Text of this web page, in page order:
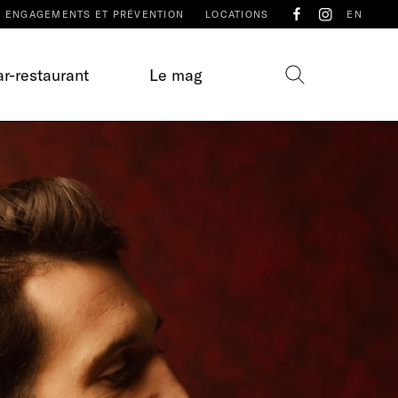
ENGAGEMENTS ET PRÉVENTION LOCATIONS EN
restaurant Le mag